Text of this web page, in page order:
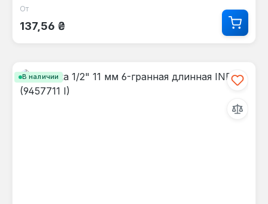
Обычная цена:
От
137,56 ₴
В наличии